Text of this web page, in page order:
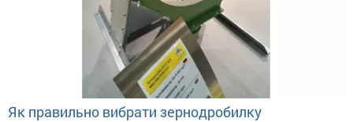
Як правильно вибрати зернодробилку